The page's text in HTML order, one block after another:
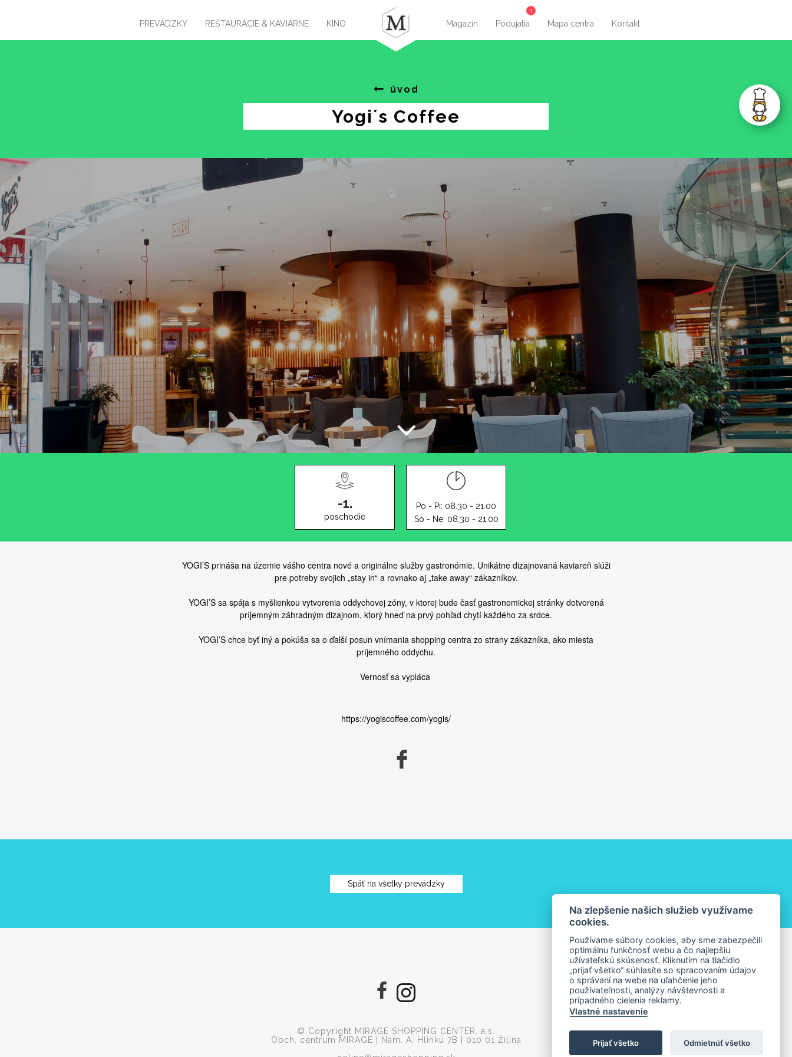
PREVÁDZKY REŠTAURÁCIE & KAVIARNE KINO Magazín
1
Podujatia Mapa centra Kontakt
úvod
Yogi´s Coffee
-1.
poschodie
Po - Pi: 08.30 - 21.00
So - Ne: 08.30 - 21.00
YOGI’S prináša na územie vášho centra nové a originálne služby gastronómie. Unikátne dizajnovaná kaviareň slúži
pre potreby svojich „stay in“ a rovnako aj „take away“ zákazníkov.
YOGI’S sa spája s myšlienkou vytvorenia oddychovej zóny, v ktorej bude časť gastronomickej stránky dotvorená
príjemným záhradným dizajnom, ktorý hneď na prvý pohľad chytí každého za srdce.
YOGI’S chce byť iný a pokúša sa o ďalší posun vnímania shopping centra zo strany zákazníka, ako miesta
príjemného oddychu.
Vernosť sa vypláca
https://yogiscoffee.com/yogis/
Späť na všetky prevádzky
© Copyright MIRAGE SHOPPING CENTER, a.s.
Obch. centrum MIRAGE | Nám. A. Hlinku 7B | 010 01 Žilina
Na zlepšenie našich služieb využívame
cookies.
Používame súbory cookies, aby sme zabezpečili
optimálnu funkčnosť webu a čo najlepšiu
užívateľskú skúsenosť. Kliknutím na tlačidlo
„prijať všetko“ súhlasíte so spracovaním údajov
o správaní na webe na uľahčenie jeho
používateľnosti, analýzy návštevnosti a
prípadného cielenia reklamy.
Vlastné nastavenie
Prijať všetko Odmietnúť všetko